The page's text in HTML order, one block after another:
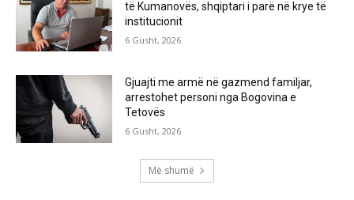
të Kumanovës, shqiptari i parë në krye të
institucionit
6 Gusht, 2026
Gjuajti me armë në gazmend familjar,
arrestohet personi nga Bogovina e
Tetovës
6 Gusht, 2026
Më shumë